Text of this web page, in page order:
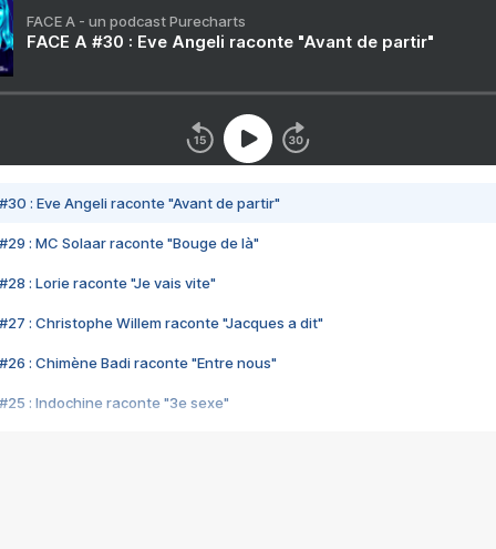
FACE A - un podcast Purecharts
FACE A #30 : Eve Angeli raconte "Avant de partir"
#30 : Eve Angeli raconte "Avant de partir"
#29 : MC Solaar raconte "Bouge de là"
#28 : Lorie raconte "Je vais vite"
#27 : Christophe Willem raconte "Jacques a dit"
#26 : Chimène Badi raconte "Entre nous"
#25 : Indochine raconte "3e sexe"